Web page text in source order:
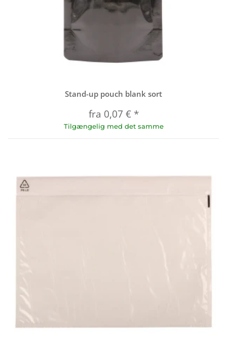
Stand-up pouch blank sort
fra 0,07 € *
Tilgængelig med det samme